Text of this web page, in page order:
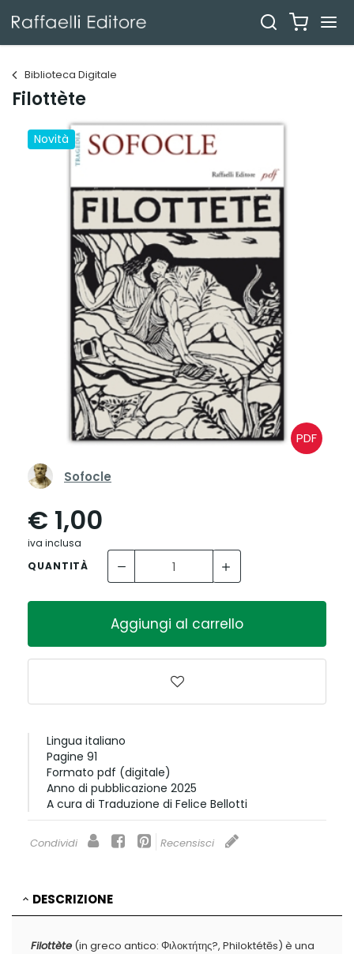
Biblioteca Digitale
Filottète
Novità
PDF
Sofocle
€ 1,00
iva inclusa
QUANTITÀ
Aggiungi al carrello
Lingua italiano
Pagine 91
Formato pdf (digitale)
Anno di pubblicazione 2025
A cura di Traduzione di Felice Bellotti
Condividi Recensisci
DESCRIZIONE
Filottète (in greco antico: Φιλοκτήτης?, Philoktétēs) è una